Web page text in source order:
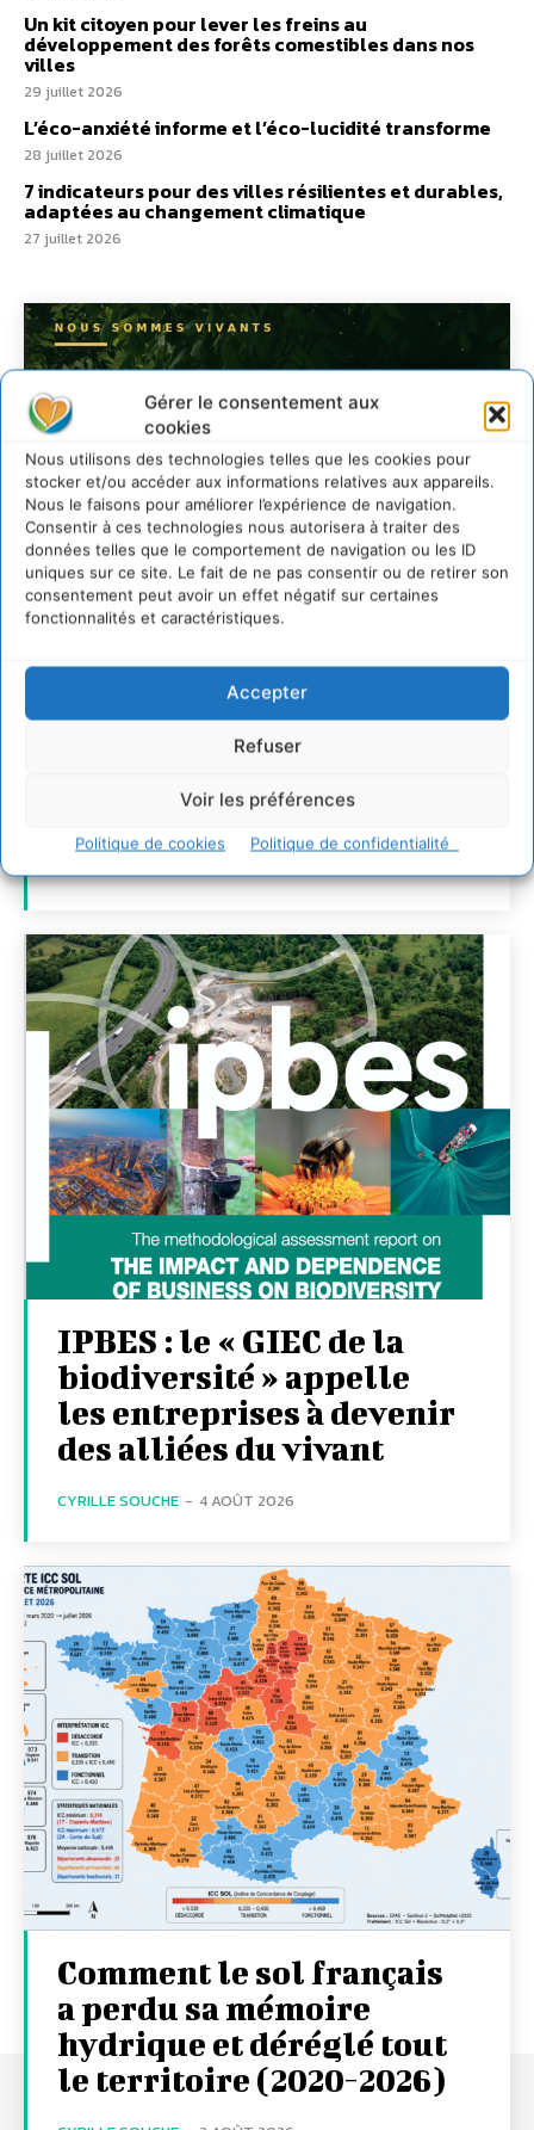
Gérer le consentement aux
cookies
Nous utilisons des technologies telles que les cookies pour
stocker et/ou accéder aux informations relatives aux appareils.
Nous le faisons pour améliorer l’expérience de navigation.
Consentir à ces technologies nous autorisera à traiter des
données telles que le comportement de navigation ou les ID
uniques sur ce site. Le fait de ne pas consentir ou de retirer son
consentement peut avoir un effet négatif sur certaines
fonctionnalités et caractéristiques.
Accepter
Refuser
Voir les préférences
Politique de cookies Politique de confidentialité
Un kit citoyen pour lever les freins au
développement des forêts comestibles dans nos
villes
29 juillet 2026
L’éco-anxiété informe et l’éco-lucidité transforme
28 juillet 2026
7 indicateurs pour des villes résilientes et durables,
adaptées au changement climatique
27 juillet 2026
S’inspirer de l’arbre
pour un modèle
du vivant …
CYRILLE SOUCHE - 5 AOÛT 2026
IPBES : le « GIEC de la
biodiversité » appelle
les entreprises à devenir
des alliées du vivant
CYRILLE SOUCHE - 4 AOÛT 2026
Comment le sol français
a perdu sa mémoire
hydrique et déréglé tout
le territoire (2020-2026)